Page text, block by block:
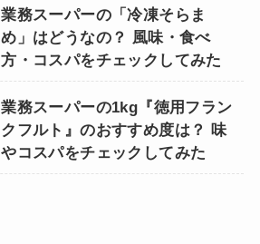
業務スーパーの「冷凍そらま
め」はどうなの？ 風味・食べ
方・コスパをチェックしてみた
業務スーパーの1kg『徳用フラン
クフルト』のおすすめ度は？ 味
やコスパをチェックしてみた